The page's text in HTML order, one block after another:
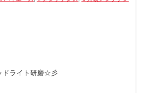
ドライト研磨☆彡